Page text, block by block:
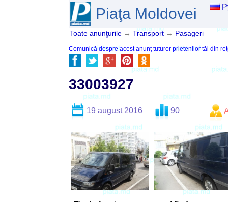
Piaţa Moldovei
Toate anunţurile → Transport → Pasageri
Comunică despre acest anunţ tuturor prietenilor tăi din
33003927
19 august 2016 90